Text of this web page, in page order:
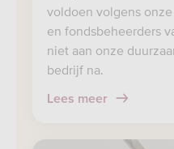
voldoen volgens
en fondsbeheerders
niet aan onze
bedrijf na.
Lees meer